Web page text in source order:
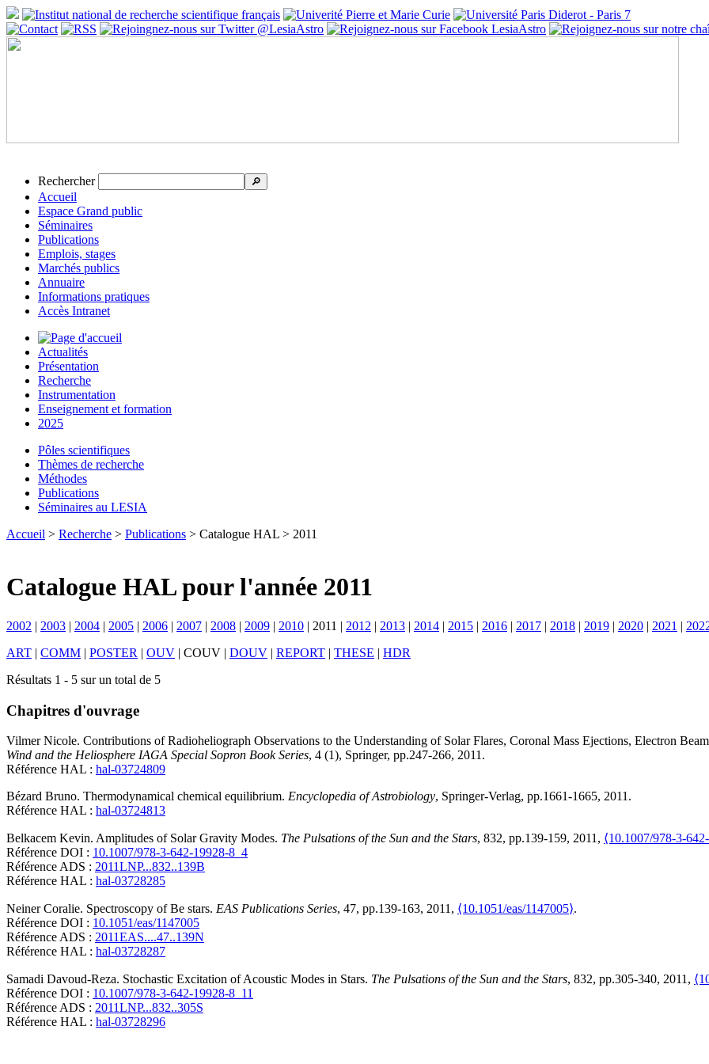
Rechercher 🔎
Accueil
Espace Grand public
Séminaires
Publications
Emplois, stages
Marchés publics
Annuaire
Informations pratiques
Accès Intranet
Actualités
Présentation
Recherche
Instrumentation
Enseignement et formation
2025
Pôles scientifiques
Thèmes de recherche
Méthodes
Publications
Séminaires au LESIA
Accueil > Recherche > Publications > Catalogue HAL > 2011
Catalogue HAL pour l'année 2011
2002 | 2003 | 2004 | 2005 | 2006 | 2007 | 2008 | 2009 | 2010 | 2011 | 2012 | 2013 | 2014 | 2015 | 2016 | 2017 | 2018 | 2019 | 2020 | 2021 |
ART | COMM | POSTER | OUV | COUV | DOUV | REPORT | THESE | HDR
Résultats 1 - 5 sur un total de 5
Chapitres d'ouvrage
Vilmer Nicole. Contributions of Radioheliograph Observations to the Understanding of Solar Flares, Coronal Mass Ejections, Electron
Wind and the Heliosphere IAGA Special Sopron Book Series, 4 (1), Springer, pp.247-266, 2011 .
Référence HAL : hal-03724809
Bézard Bruno. Thermodynamical chemical equilibrium. Encyclopedia of Astrobiology, Springer-Verlag, pp.1661-1665, 2011 .
Référence HAL : hal-03724813
Belkacem Kevin. Amplitudes of Solar Gravity Modes. The Pulsations of the Sun and the Stars, 832, pp.139-159, 2011, ⟨10.1007/978-3-
Référence DOI : 10.1007/978-3-642-19928-8_4
Référence ADS : 2011LNP...832..139B
Référence HAL : hal-03728285
Neiner Coralie. Spectroscopy of Be stars. EAS Publications Series, 47, pp.139-163, 2011, ⟨10.1051/eas/1147005⟩.
Référence DOI : 10.1051/eas/1147005
Référence ADS : 2011EAS....47..139N
Référence HAL : hal-03728287
Samadi Davoud-Reza. Stochastic Excitation of Acoustic Modes in Stars. The Pulsations of the Sun and the Stars, 832, pp.305-340, 2011,
Référence DOI : 10.1007/978-3-642-19928-8_11
Référence ADS : 2011LNP...832..305S
Référence HAL : hal-03728296